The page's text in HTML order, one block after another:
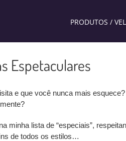
PRODUTOS /
Espetaculares
e que você nunca mais
minha lista de “especiais”,
de todos os estilos…